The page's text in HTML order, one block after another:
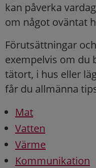
kan påverka
om något oväntat
Förutsättningar
exempelvis om du
tätort, i hus eller
får du allmänna
Mat
Vatten
Värme
Kommunikation